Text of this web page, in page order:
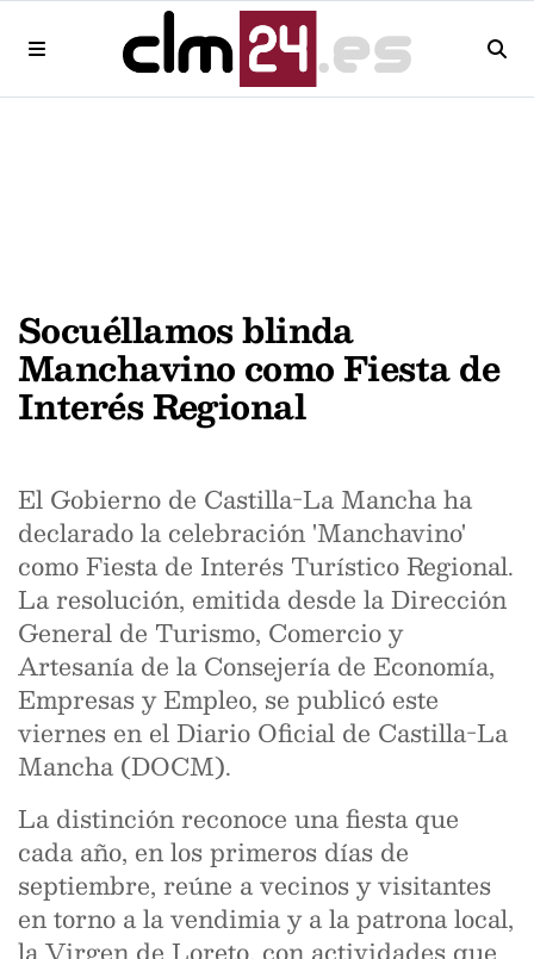
Socuéllamos blinda
Manchavino como Fiesta de
Interés Regional
El Gobierno de Castilla-La Mancha ha
declarado la celebración 'Manchavino'
como Fiesta de Interés Turístico Regional.
La resolución, emitida desde la Dirección
General de Turismo, Comercio y
Artesanía de la Consejería de Economía,
Empresas y Empleo, se publicó este
viernes en el Diario Oficial de Castilla-La
Mancha (DOCM).
La distinción reconoce una fiesta que
cada año, en los primeros días de
septiembre, reúne a vecinos y visitantes
en torno a la vendimia y a la patrona local,